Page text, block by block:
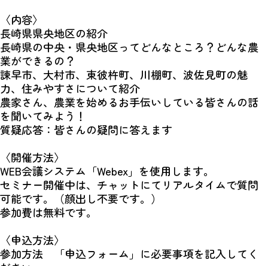
〈内容〉
長崎県県央地区の紹介
長崎県の中央・県央地区ってどんなところ？どんな農
業ができるの？
諫早市、大村市、東彼杵町、川棚町、波佐見町の魅
力、住みやすさについて紹介
農家さん、農業を始めるお手伝いしている皆さんの話
を聞いてみよう！
質疑応答：皆さんの疑問に答えます
〈開催方法〉
WEB会議システム「Webex」を使用します。
セミナー開催中は、チャットにてリアルタイムで質問
可能です。（顔出し不要です。）
参加費は無料です。
〈申込方法〉
参加方法 「申込フォーム」に必要事項を記入してく